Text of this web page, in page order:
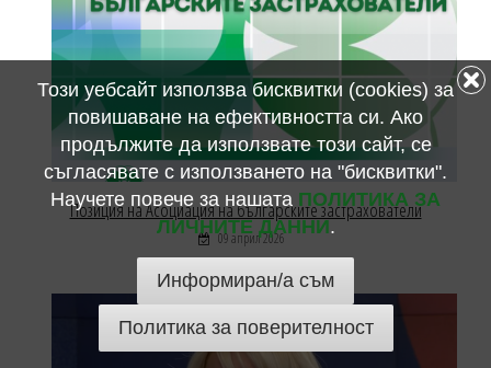
Позиция на Асоциация на българските застрахователи
09 април 2026
Този уебсайт използва бисквитки (cookies) за
повишаване на ефективността си. Ако
продължите да използвате този сайт, се
съгласявате с използването на "бисквитки".
Научете повече за нашата ПОЛИТИКА ЗА
ЛИЧНИТЕ ДАННИ.
Информиран/а съм
Политика за поверителност